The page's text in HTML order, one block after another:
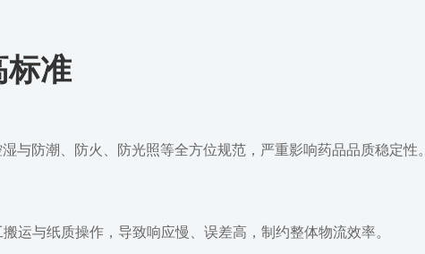
标准
防潮、防火、防光照等全方位规范，严重影响药品品质稳定性。
运与纸质操作，导致响应慢、误差高，制约整体物流效率。